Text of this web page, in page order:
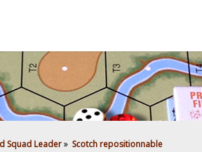
Squad Leader» Scotch repositionnable